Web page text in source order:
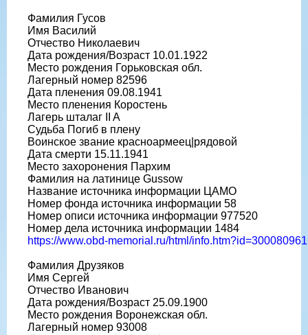
Фамилия Гусов
Имя Василий
Отчество Николаевич
Дата рождения/Возраст 10.01.1922
Место рождения Горьковская обл.
Лагерный номер 82596
Дата пленения 09.08.1941
Место пленения Коростень
Лагерь шталаг II A
Судьба Погиб в плену
Воинское звание красноармеец|рядовой
Дата смерти 15.11.1941
Место захоронения Пархим
Фамилия на латинице Gussow
Название источника информации ЦАМО
Номер фонда источника информации 58
Номер описи источника информации 977520
Номер дела источника информации 1484
https://www.obd-memorial.ru/html/info.htm?id=300080961
Фамилия Друзяков
Имя Сергей
Отчество Иванович
Дата рождения/Возраст 25.09.1900
Место рождения Воронежская обл.
Лагерный номер 93008